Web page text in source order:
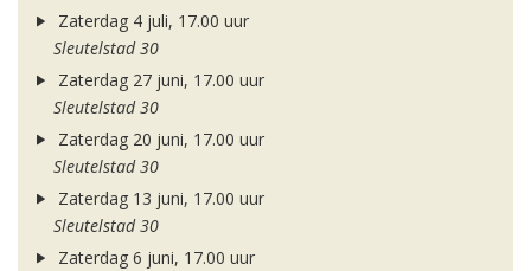
Zaterdag 4 juli, 17.00 uur
Sleutelstad 30
Zaterdag 27 juni, 17.00 uur
Sleutelstad 30
Zaterdag 20 juni, 17.00 uur
Sleutelstad 30
Zaterdag 13 juni, 17.00 uur
Sleutelstad 30
Zaterdag 6 juni, 17.00 uur